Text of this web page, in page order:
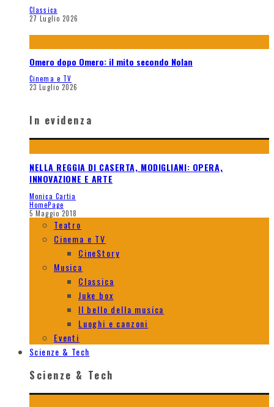
Classica
27 Luglio 2026
Omero dopo Omero: il mito secondo Nolan
Cinema e TV
23 Luglio 2026
In evidenza
NELLA REGGIA DI CASERTA, MODIGLIANI: OPERA,
INNOVAZIONE E ARTE
Monica Cartia
HomePage
5 Maggio 2018
Teatro
Cinema e TV
CineStory
Musica
Classica
Juke box
Il bello della musica
Luoghi e canzoni
Eventi
Scienze & Tech
Scienze & Tech